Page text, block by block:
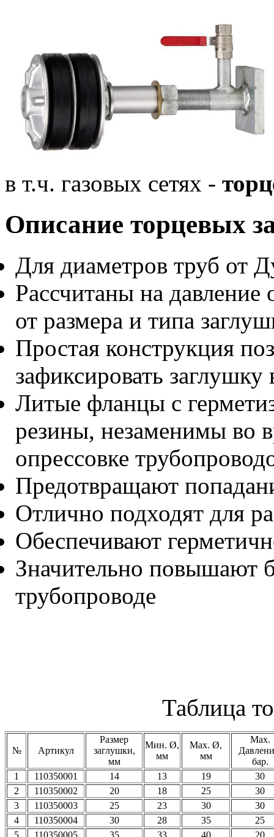
в т.ч. газовых сетях -
Описание торцевых
Для диаметров труб от
Рассчитаны на давление
от размера и типа
Простая конструкция
зафиксировать
Литые фланцы с
резины, незаменимы во
опрессовке
Предотвращают
Отлично подходят для
Обеспечивают
Значительно повышают
трубопроводе
Таблица
№ Артикул
Размер
заглушки,
мм
Мин. Ø,
мм
Мах. Ø,
мм
Мах.
бар.
1
110350001 14 13 19
30
2
110350002 20 18 25
30
3
110350003 25 23 30
30
4
110350004 30 28 35
25
5
110350005 35 33 40 20